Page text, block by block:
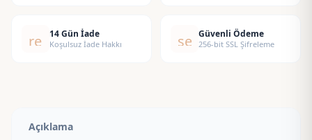
replay14 Gün İade
Koşulsuz İade Hakkı security
Güvenli Ödeme
256-bit SSL Şifreleme
Açıklama